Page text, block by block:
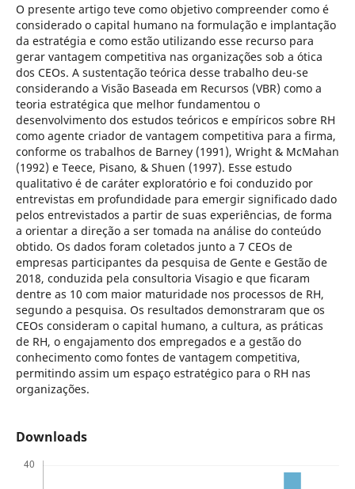
O presente artigo teve como objetivo compreender como é
considerado o capital humano na formulação e implantação
da estratégia e como estão utilizando esse recurso para
gerar vantagem competitiva nas organizações sob a ótica
dos CEOs. A sustentação teórica desse trabalho deu-se
considerando a Visão Baseada em Recursos (VBR) como a
teoria estratégica que melhor fundamentou o
desenvolvimento dos estudos teóricos e empíricos sobre RH
como agente criador de vantagem competitiva para a firma,
conforme os trabalhos de Barney (1991), Wright & McMahan
(1992) e Teece, Pisano, & Shuen (1997). Esse estudo
qualitativo é de caráter exploratório e foi conduzido por
entrevistas em profundidade para emergir significado dado
pelos entrevistados a partir de suas experiências, de forma
a orientar a direção a ser tomada na análise do conteúdo
obtido. Os dados foram coletados junto a 7 CEOs de
empresas participantes da pesquisa de Gente e Gestão de
2018, conduzida pela consultoria Visagio e que ficaram
dentre as 10 com maior maturidade nos processos de RH,
segundo a pesquisa. Os resultados demonstraram que os
CEOs consideram o capital humano, a cultura, as práticas
de RH, o engajamento dos empregados e a gestão do
conhecimento como fontes de vantagem competitiva,
permitindo assim um espaço estratégico para o RH nas
organizações.
Downloads